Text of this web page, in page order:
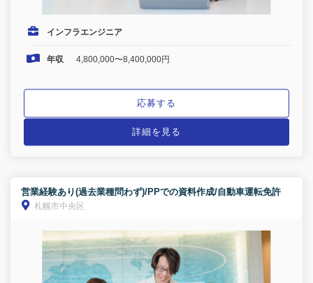
インフラエンジニア
年収 4,800,000〜8,400,000円
応募する
詳細を見る
営業経験あり(過去業種問わず)/PPでの資料作成/自動車運転免許
札幌市中央区